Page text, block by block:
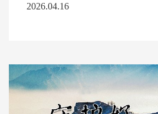
2026.04.16